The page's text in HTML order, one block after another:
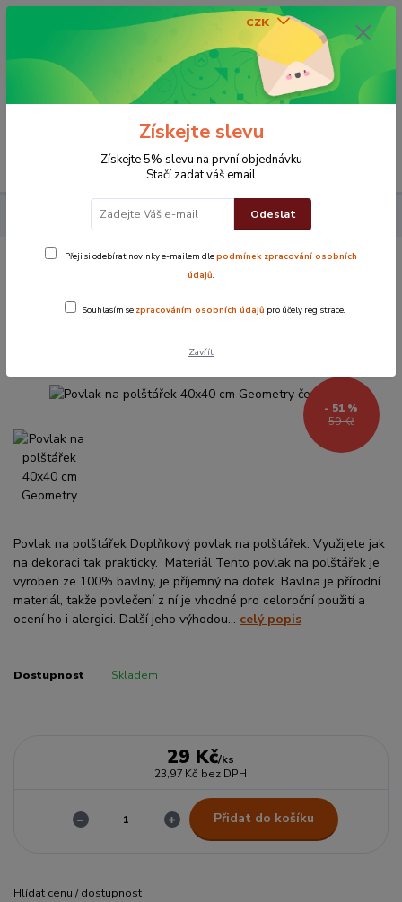
CZK
0 Kč
Povlak na polštářek 40x40 cm Geometry červený 2
Povlak na polštářek 40x40 cm
Geometry červený 2
59 Kč
- 51 %
Povlak na polštářek Doplňkový povlak na polštářek. Využijete jak
na dekoraci tak prakticky. Materiál Tento povlak na polštářek je
vyroben ze 100% bavlny, je příjemný na dotek. Bavlna je přírodní
materiál, takže povlečení z ní je vhodné pro celoroční použití a
ocení ho i alergici. Další jeho výhodou... celý popis
Dostupnost Skladem
29 Kč/ks
23,97 Kč bez DPH
Přidat do košíku
Hlídat cenu / dostupnost
Získejte slevu
Získejte 5% slevu na první objednávku
Stačí zadat váš email
Odeslat
Přeji si odebírat novinky e-mailem dlepodmínek zpracování osobních
údajů.
Souhlasím se zpracováním osobních údajů pro účely registrace.
Zavřít